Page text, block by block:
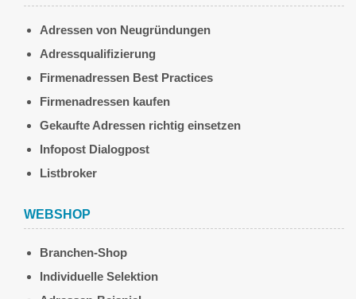
Adressen von Neugründungen
Adressqualifizierung
Firmenadressen Best Practices
Firmenadressen kaufen
Gekaufte Adressen richtig einsetzen
Infopost Dialogpost
Listbroker
WEBSHOP
Branchen-Shop
Individuelle Selektion